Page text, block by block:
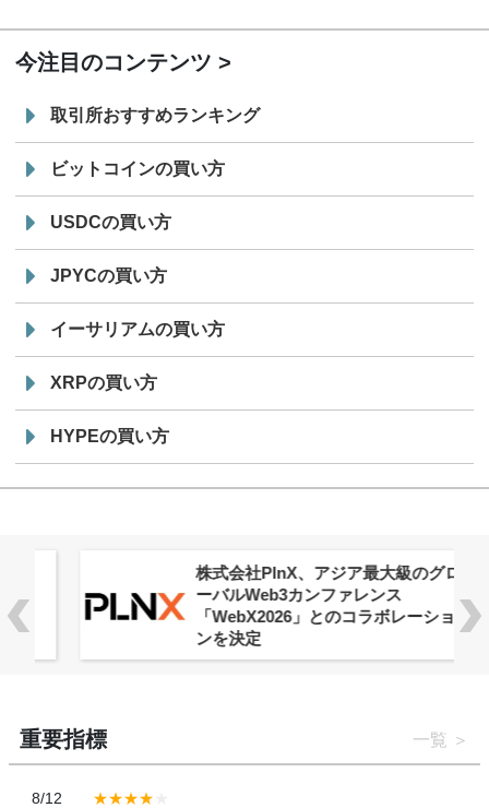
今注目のコンテンツ
取引所おすすめランキング
ビットコインの買い方
USDCの買い方
JPYCの買い方
イーサリアムの買い方
XRPの買い方
HYPEの買い方
株式会社PlnX、アジア最大級のグロ
ーバルWeb3カンファレンス
「WebX2026」とのコラボレーショ
ンを決定
重要指標 一覧
8/12